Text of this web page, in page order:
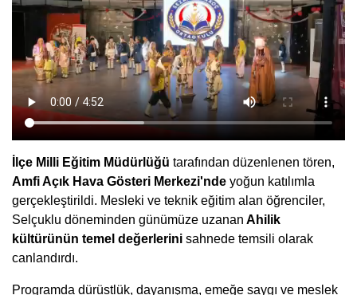
İlçe Milli Eğitim Müdürlüğü tarafından düzenlenen tören,
Amfi Açık Hava Gösteri Merkezi'nde yoğun katılımla
gerçekleştirildi. Mesleki ve teknik eğitim alan öğrenciler,
Selçuklu döneminden günümüze uzanan Ahilik
kültürünün temel değerlerini sahnede temsili olarak
canlandırdı.
Programda dürüstlük, dayanışma, emeğe saygı ve meslek